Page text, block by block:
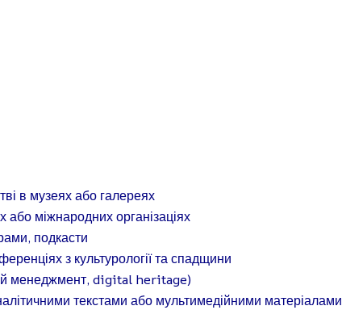
в музеях або галереях
або міжнародних організаціях
подкасти
з культурології та спадщини
менеджмент, digital heritage)
текстами або мультимедійними матеріалами